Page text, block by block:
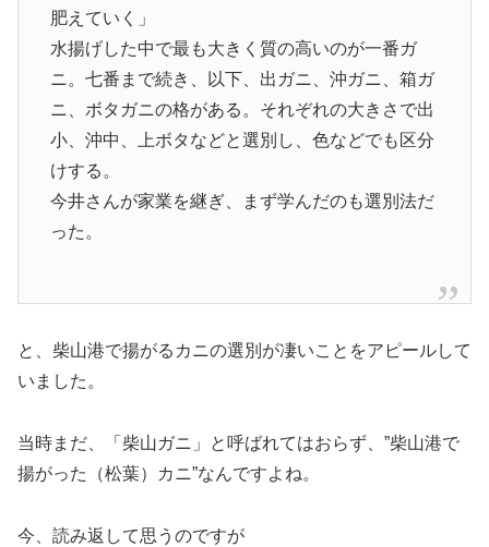
肥えていく」
水揚げした中で最も大きく質の高いのが一番ガ
ニ。七番まで続き、以下、出ガニ、沖ガニ、箱ガ
ニ、ボタガニの格がある。それぞれの大きさで出
小、沖中、上ボタなどと選別し、色などでも区分
けする。
今井さんが家業を継ぎ、まず学んだのも選別法だ
った。
と、柴山港で揚がるカニの選別が凄いことをアピールして
いました。
当時まだ、「柴山ガニ」と呼ばれてはおらず、”柴山港で
揚がった（松葉）カニ”なんですよね。
今、読み返して思うのですが